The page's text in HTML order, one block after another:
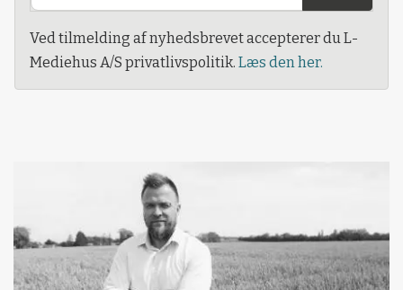
Ved tilmelding af nyhedsbrevet accepterer du L-
Mediehus A/S privatlivspolitik. Læs den her.